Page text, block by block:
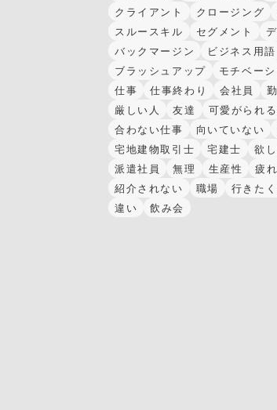
クライアント
クロージング
スルースキル
セグメント
バックマージン
ビジネス用語
ブラッシュアップ
モチベー
仕事
仕事終わり 会社員
厳しい人
友達
可愛がられ
合わない仕事
向いていない
宅地建物取引士
宅建士
欲
派遣社員
無理 生産性 疲
紹介されない
職場 行きた
違い
飲み会